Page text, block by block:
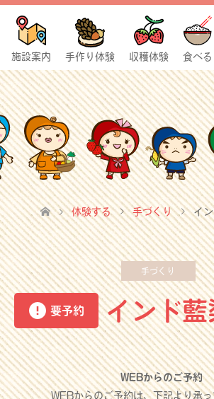
施設案内 手作り体験 収穫体験 食べる
体験する 手づくり イ
手づくり
要予約 インド
WEBからのご予約
WEBからのご予約は、下記より承